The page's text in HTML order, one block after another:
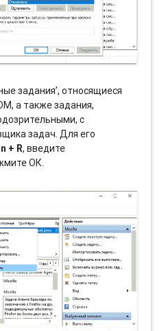
задания’, относящиеся
а также задания,
с
задач. Для его
+ R, введите
ОК.